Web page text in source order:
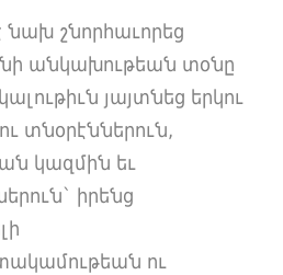
նախ շնորհաւորեց
անկախութեան տօնը
յայտնեց երկու
տնօրէններուն,
կազմին եւ
իրենց
ու